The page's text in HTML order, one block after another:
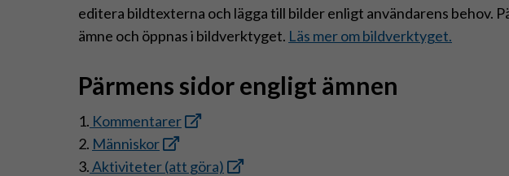
editera bildtexterna och lägga till bilder enligt användarens behov.
ämne och öppnas i bildverktyget. Läs mer om bildverktyget.
Pärmens sidor engligt ämnen
1. Kommentarer
2. Människor
3.Aktiviteter (att göra)